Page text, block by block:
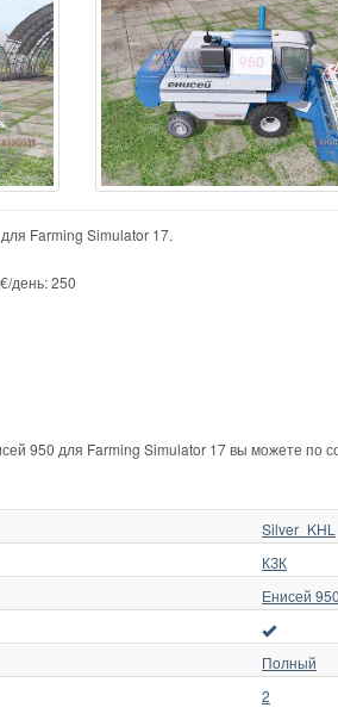
Farming Simulator 17.
день: 250
950 для Farming Simulator 17 вы можете по
Silver_KHL
КЗК
Енисей 950
Полный
2